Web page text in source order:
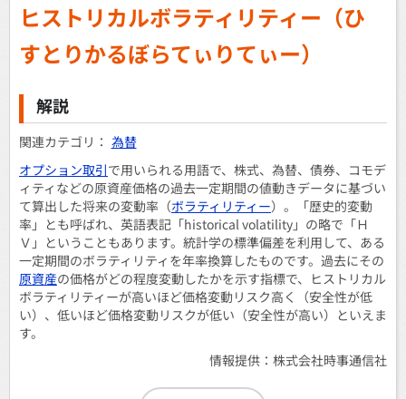
ヒストリカルボラティリティー（ひ
すとりかるぼらてぃりてぃー）
解説
為替
オプション取引で用いられる用語で、株式、為替、債券、コモデ
ィティなどの原資産価格の過去一定期間の値動きデータに基づい
て算出した将来の変動率（ボラティリティー）。「歴史的変動
率」とも呼ばれ、英語表記「historical volatility」の略で「Ｈ
Ｖ」ということもあります。統計学の標準偏差を利用して、ある
一定期間のボラティリティを年率換算したものです。過去にその
原資産の価格がどの程度変動したかを示す指標で、ヒストリカル
ボラティリティーが高いほど価格変動リスク高く（安全性が低
い）、低いほど価格変動リスクが低い（安全性が高い）といえま
す。
情報提供：株式会社時事通信社